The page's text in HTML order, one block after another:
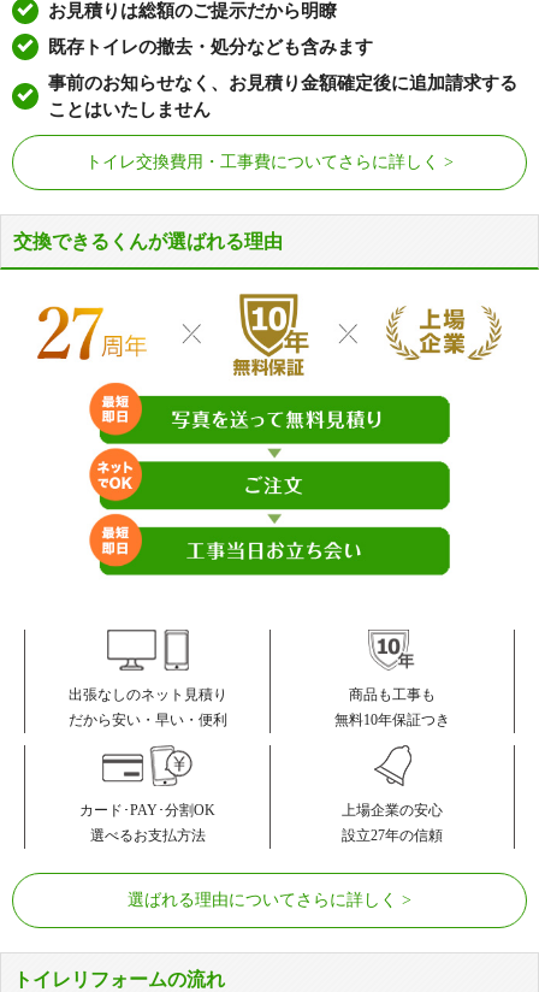
お見積りは総額のご提示だから明瞭
既存トイレの撤去・処分なども含みます
事前のお知らせなく、お見積り金額確定後に追加請求する
ことはいたしません
トイレ交換費用・工事費についてさらに詳しく
交換できるくんが選ばれる理由
出張なしのネット見積り
だから安い・早い・便利
商品も工事も
無料10年保証つき
カード･PAY･分割OK
選べるお支払方法
上場企業の安心
設立27年の信頼
選ばれる理由についてさらに詳しく
トイレリフォームの流れ